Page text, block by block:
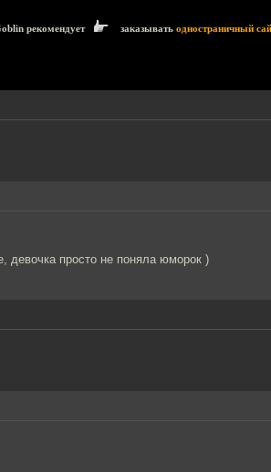
рекомендует заказывать одностраничный
девочка просто не поняла юморок )